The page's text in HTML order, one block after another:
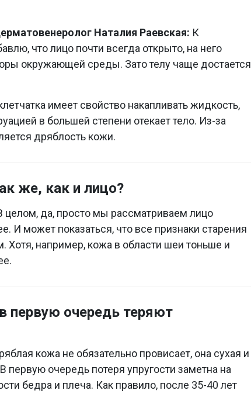
Наталия Раевская: К
что лицо почти всегда открыто, на него
окружающей среды. Зато телу чаще достается
имеет свойство накапливать жидкость,
в большей степени отекает тело. Из-за
дряблость кожи.
же, как и лицо?
целом, да, просто мы рассматриваем лицо
И может показаться, что все признаки старения
Хотя, например, кожа в области шеи тоньше и
первую очередь теряют
кожа не обязательно провисает, она сухая и
первую очередь потеря упругости заметна на
бедра и плеча. Как правило, после 35-40 лет